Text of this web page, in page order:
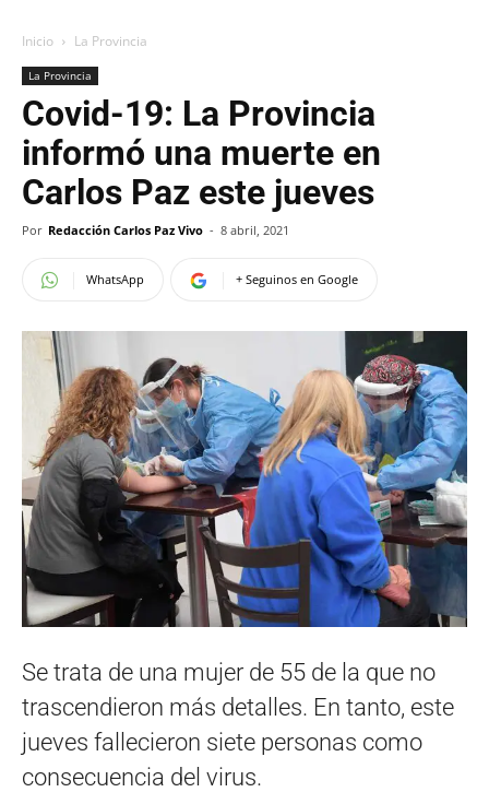
Inicio La Provincia
La Provincia
Covid-19: La Provincia
informó una muerte en
Carlos Paz este jueves
Por Redacción Carlos Paz Vivo - 8 abril, 2021
WhatsApp + Seguinos en Google
Se trata de una mujer de 55 de la que no
trascendieron más detalles. En tanto, este
jueves fallecieron siete personas como
consecuencia del virus.